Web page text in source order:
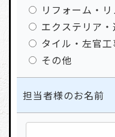
リフォーム・
エクステリア
タイル・左官
その他
担当者様のお名前